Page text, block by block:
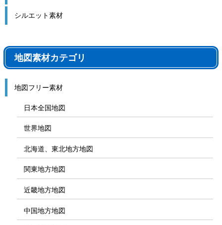
シルエット素材
地図素材カテゴリ
地図フリー素材
日本全国地図
世界地図
北海道、東北地方地図
関東地方地図
近畿地方地図
中国地方地図